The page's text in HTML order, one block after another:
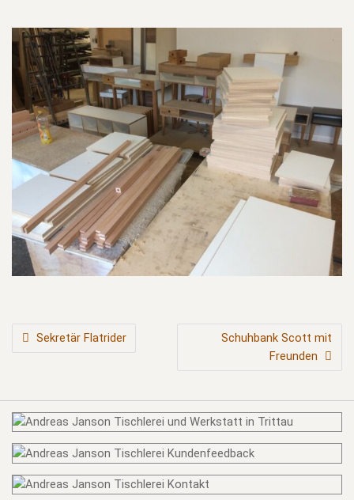
BEITRAGSNAVIGATIONSekretär Flatrider
Schuhbank Scott mit
Freunden